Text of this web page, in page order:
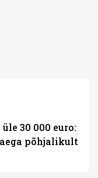
30 000 euro:
põhjalikult